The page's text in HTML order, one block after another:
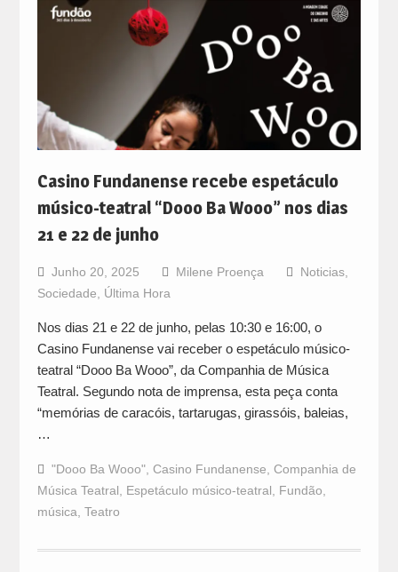
Casino Fundanense recebe espetáculo
músico-teatral “Dooo Ba Wooo” nos dias
21 e 22 de junho
Junho 20, 2025 Milene Proença Noticias,
Sociedade
Última Hora
Nos dias 21 e 22 de junho, pelas 10:30 e 16:00, o
Casino Fundanense vai receber o espetáculo músico-
teatral “Dooo Ba Wooo”, da Companhia de Música
Teatral. Segundo nota de imprensa, esta peça conta
“memórias de caracóis, tartarugas, girassóis, baleias,
…
"Dooo Ba Wooo", Casino Fundanense Companhia de
Música Teatral
Espetáculo músico-teatral Fundão
música Teatro